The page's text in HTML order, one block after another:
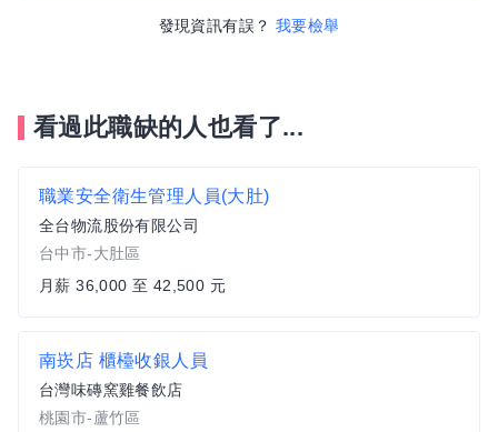
發現資訊有誤？ 我要檢舉
看過此職缺的人也看了...
職業安全衛生管理人員(大肚)
全台物流股份有限公司
台中市-大肚區
月薪 36,000 至 42,500 元
南崁店 櫃檯收銀人員
台灣味磚窯雞餐飲店
桃園市-蘆竹區